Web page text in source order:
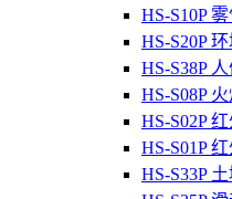
HS-S10P
HS-S20P
HS-S38P
HS-S08P
HS-S02P
HS-S01P
HS-S33P